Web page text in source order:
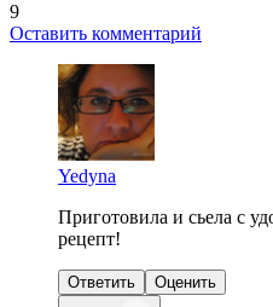
9
Оставить комментарий
Yedyna
Приготовила и сьела с
рецепт!
Ответить Оценить